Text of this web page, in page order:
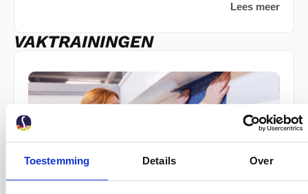
Toestemming Details Over
Lees meer
VAKTRAININGEN